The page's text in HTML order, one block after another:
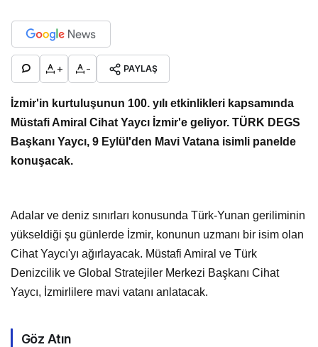
+ - PAYLAŞ
İzmir'in kurtuluşunun 100. yılı etkinlikleri kapsamında
Müstafi Amiral Cihat Yaycı İzmir'e geliyor. TÜRK DEGS
Başkanı Yaycı, 9 Eylül'den Mavi Vatana isimli panelde
konuşacak.
Adalar ve deniz sınırları konusunda Türk-Yunan geriliminin
yükseldiği şu günlerde İzmir, konunun uzmanı bir isim olan
Cihat Yaycı'yı ağırlayacak. Müstafi Amiral ve Türk
Denizcilik ve Global Stratejiler Merkezi Başkanı Cihat
Yaycı, İzmirlilere mavi vatanı anlatacak.
Göz Atın